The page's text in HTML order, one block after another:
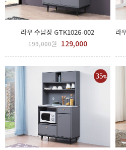
라우 수납장 GTK1026-002
199,000원 129,000